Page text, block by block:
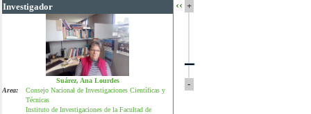
+
-
Investigador
Suárez, Ana Lourdes
Area:
Consejo Nacional de Investigaciones Científicas y
Técnicas
Instituto de Investigaciones de la Facultad de
‹‹